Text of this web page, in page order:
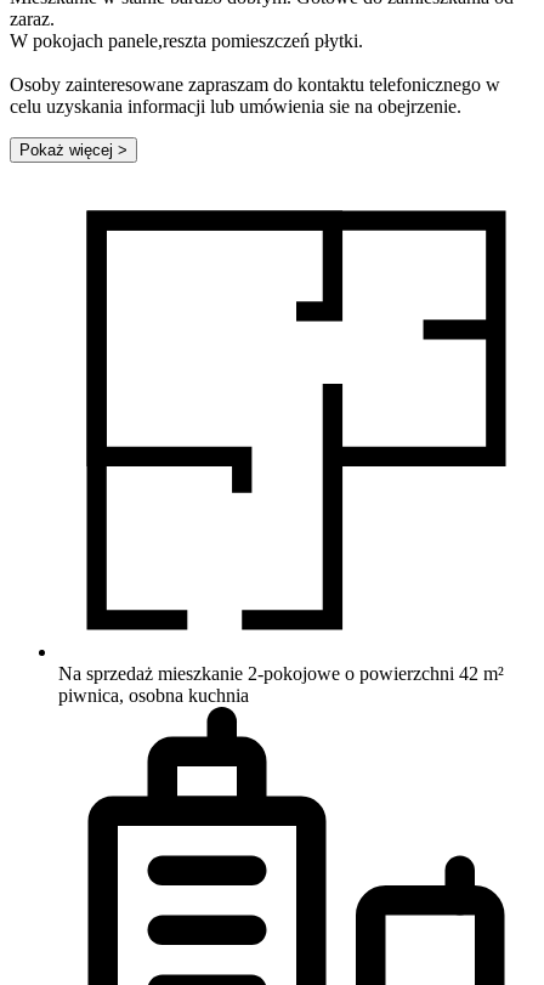
zaraz.
W pokojach panele,reszta pomieszczeń płytki.
Osoby zainteresowane zapraszam do kontaktu telefonicznego w
celu uzyskania informacji lub umówienia sie na obejrzenie.
Pokaż więcej >
Na sprzedaż mieszkanie 2-pokojowe o powierzchni 42 m²
piwnica, osobna kuchnia